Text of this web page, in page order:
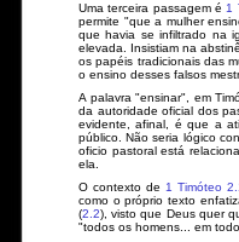
Uma terceira passagem é 1
permite "que a mulher
que havia se infiltrado na
elevada. Insistiam na
os papéis tradicionais das
o ensino desses falsos
A palavra "ensinar", em
da autoridade oficial dos
evidente, afinal, é que a
público. Não seria lógico
oficio pastoral está
ela.
O contexto de 1 Timóteo
como o próprio texto
(2.2), visto que Deus quer
"todos os homens... em